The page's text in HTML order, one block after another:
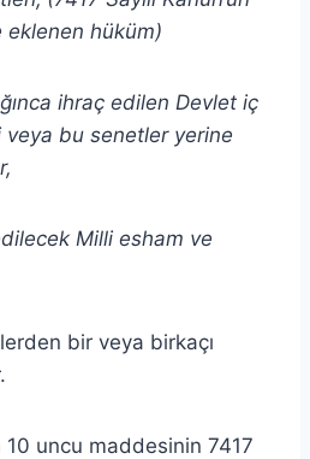
eklenen hüküm)
ihraç edilen Devlet iç
bu senetler yerine
Milli esham ve
bir veya birkaçı
10 uncu maddesinin 7417